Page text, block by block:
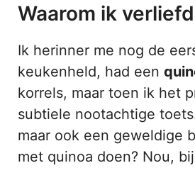
Waarom ik
Ik herinner me nog de
keukenheld, had een
korrels, maar toen ik het
subtiele nootachtige
maar ook een geweldige
met quinoa doen? Nou,